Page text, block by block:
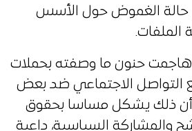
حالة الغموض حول الأسس
الملفات.
حنون ما وصفته بحملات
التواصل الاجتماعي ضد بعض
أن ذلك يشكل مساسا بحقوق
والمشاركة السياسية، داعية